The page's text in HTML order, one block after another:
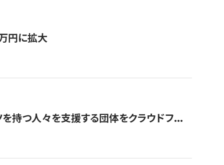
円に拡大
持つ人々を支援する団体をクラウドフ...